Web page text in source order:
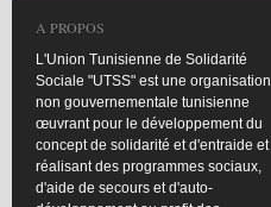
A PROPOS
L'Union Tunisienne de Solidarité
Sociale "UTSS" est une organisation
non gouvernementale tunisienne
œuvrantpour le développementdu
concept de solidarité etd'entraide et
réalisantdes programmes sociaux,
d'aide de secours etd'auto-